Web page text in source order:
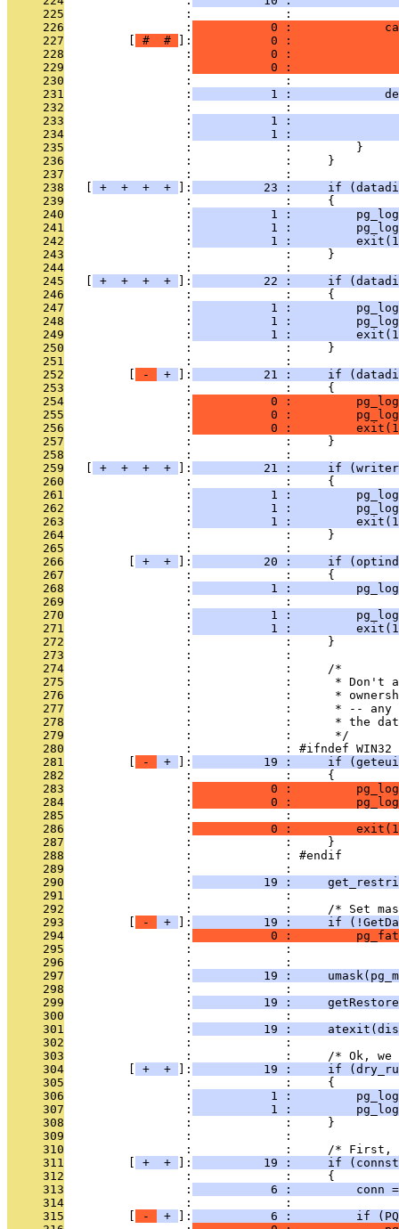
     225
                 :             :
     226
                 :
0 :
     227
# # ]:
0 :
     228
                 :
0 :
     229
                 :
0 :
     230
                 :             :
     231
                 :
1 :
     232
:             :
     233
                 :
1 :
     234
                 :
1 :
     235
                 :             :         }
     236
                 :             :     }
     237
                 :             :
     238
+ + + + ]:
23 :     if
     239
                 :             :     {
     240
                 :
1 :
     241
                 :
1 :
     242
                 :
1 :
     243
                 :             :     }
     244
                 :             :
     245
+ + + + ]:
22 :     if
     246
                 :             :     {
     247
                 :
1 :
     248
                 :
1 :
     249
                 :
1 :
     250
                 :             :     }
     251
                 :             :
     252
- + ]:
21 :     if
     253
                 :             :     {
     254
                 :
0 :
     255
                 :
0 :
     256
                 :
0 :
     257
                 :             :     }
     258
                 :             :
     259
+ + + + ]:
21 :     if
     260
                 :             :     {
     261
                 :
1 :
     262
                 :
1 :
     263
                 :
1 :
     264
                 :             :     }
     265
                 :             :
     266
+ + ]:
20 :     if
     267
                 :             :     {
     268
                 :
1 :
     269
:             :
     270
                 :
1 :
     271
                 :
1 :
     272
                 :             :     }
     273
                 :             :
     274
                 :             :     /*
     275
:             :      * Don't
     276
:             :      *
     277
:             :      * --
     278
:             :      * the
     279
                 :             :      */
     280
                 :             : #ifndef WIN32
     281
- + ]:
19 :     if
     282
                 :             :     {
     283
                 :
0 :
     284
                 :
0 :
     285
:             :
     286
                 :
0 :
     287
                 :             :     }
     288
                 :             : #endif
     289
                 :             :
     290
                 :
19 :
     291
                 :             :
     292
:             :     /* Set
     293
- + ]:
19 :     if
     294
                 :
0 :
     295
:             :
     296
                 :             :
     297
                 :
19 :
     298
                 :             :
     299
                 :
19 :
     300
                 :             :
     301
                 :
19 :
     302
                 :             :
     303
:             :     /* Ok,
     304
+ + ]:
19 :     if
     305
                 :             :     {
     306
                 :
1 :
     307
                 :
1 :
     308
                 :             :     }
     309
                 :             :
     310
:             :     /* First,
     311
+ + ]:
19 :     if
     312
                 :             :     {
     313
                 :
6 :         conn
     314
                 :             :
     315
- + ]:
6 :         if